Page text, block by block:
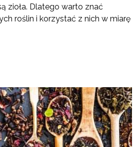
zioła. Dlatego warto znać
roślin i korzystać z nich w miarę